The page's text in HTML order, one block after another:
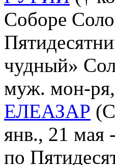
Соборе
чудный»
муж. мон-
ЕЛЕАЗАР
янв., 21 мая
по